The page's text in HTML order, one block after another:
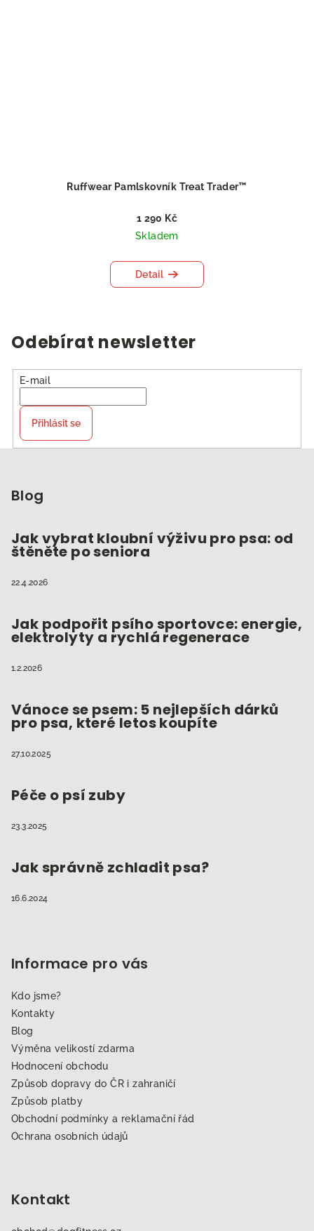
Ruffwear Pamlskovník Treat Trader™
1 290 Kč
Skladem
Detail
Odebírat newsletter
E-mail
Přihlásit se
Blog
Jak vybrat kloubní výživu pro psa: od
štěněte po seniora
22.4.2026
Jak podpořit psího sportovce: energie,
elektrolyty a rychlá regenerace
1.2.2026
Vánoce se psem: 5 nejlepších dárků
pro psa, které letos koupíte
27.10.2025
Péče o psí zuby
23.3.2025
Jak správně zchladit psa?
16.6.2024
Informace pro vás
Kdo jsme?
Kontakty
Blog
Výměna velikostí zdarma
Hodnocení obchodu
Způsob dopravy do ČR i zahraničí
Způsob platby
Obchodní podmínky a reklamační řád
Ochrana osobních údajů
Kontakt